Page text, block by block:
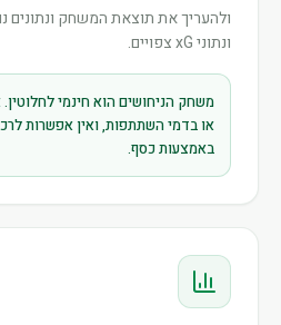
ולהעריך את תוצאת המשחק ונתונים
ונתוני xG צפויים.
משחק הניחושים הוא חינמי
או בדמי השתתפות, ואין אפשרות
באמצעות כסף.